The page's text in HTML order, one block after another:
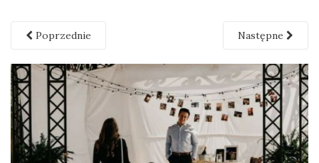
Poprzednie Następne